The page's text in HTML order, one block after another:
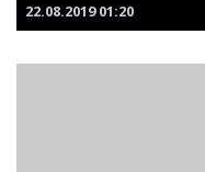
22.08.2019 01:20